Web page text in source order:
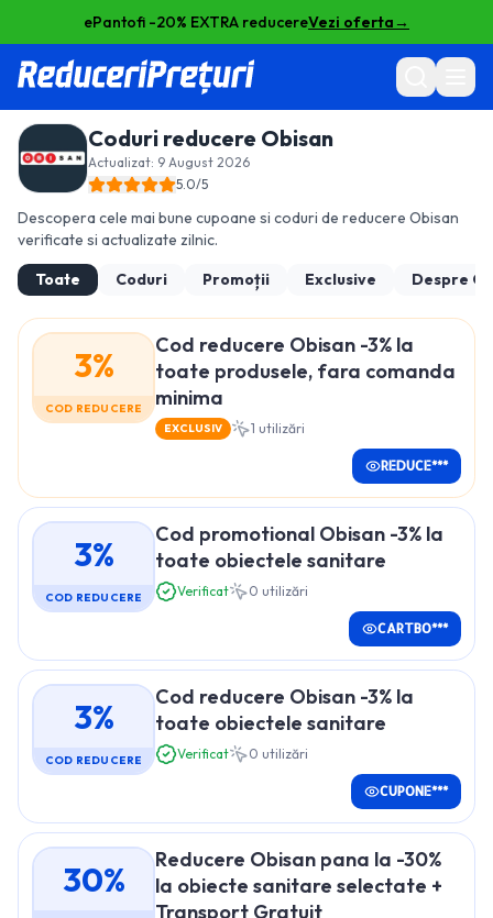
ePantofi -20% EXTRA reducereVezi oferta→
Coduri reducere Obisan
Actualizat: 9 August 2026
5.0/5
Descopera cele mai bune cupoane si coduri de reducere Obisan
verificate si actualizate zilnic.
Toate
Coduri Promoții Exclusive Despre
3%
COD REDUCERE
Cod reducere Obisan -3% la
toate produsele, fara comanda
minima
EXCLUSIV 1 utilizări
REDUCE***
3%
COD REDUCERE
Cod promotional Obisan -3% la
toate obiectele sanitare
Verificat 0 utilizări
CARTBO***
3%
COD REDUCERE
Cod reducere Obisan -3% la
toate obiectele sanitare
Verificat 0 utilizări
CUPONE***
30%
Reducere Obisan pana la -30%
la obiecte sanitare selectate +
Transport Gratuit